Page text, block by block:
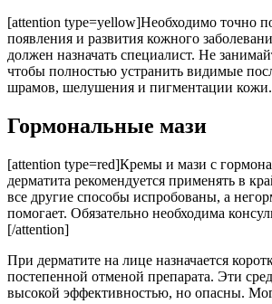
[attention type=yellow]Необходимо точно
появления и развития кожного
должен назначать специалист. Не
чтобы полностью устранить видимые
шрамов, шелушения и пигментации
Гормональные мази
[attention type=red]Кремы и мази с
дерматита рекомендуется применять в
все другие способы испробованы, а
помогает. Обязательно необходима
[/attention]
При дерматите на лице назначается
постепенной отменой препарата. Эти
высокой эффективностью, но опасны.